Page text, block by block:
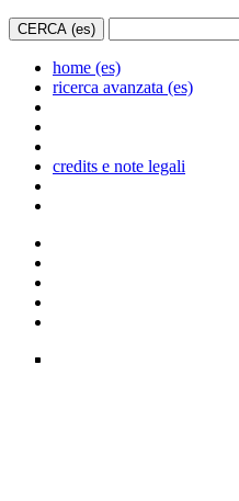
home (es)
ricerca avanzata (es)
credits e note legali